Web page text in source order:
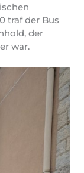
traf der Bus
der
war.